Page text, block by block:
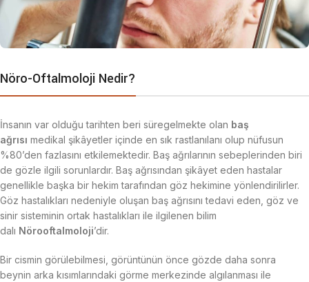
Nöro-Oftalmoloji Nedir?
İnsanın var olduğu tarihten beri süregelmekte olan baş
ağrısı medikal şikâyetler içinde en sık rastlanılanı olup nüfusun
%80’den fazlasını etkilemektedir. Baş ağrılarının sebeplerinden biri
de gözle ilgili sorunlardır. Baş ağrısından şikâyet eden hastalar
genellikle başka bir hekim tarafından göz hekimine yönlendirilirler.
Göz hastalıkları nedeniyle oluşan baş ağrısını tedavi eden, göz ve
sinir sisteminin ortak hastalıkları ile ilgilenen bilim
dalı Nörooftalmoloji’dir.
Bir cismin görülebilmesi, görüntünün önce gözde daha sonra
beynin arka kısımlarındaki görme merkezinde algılanması ile